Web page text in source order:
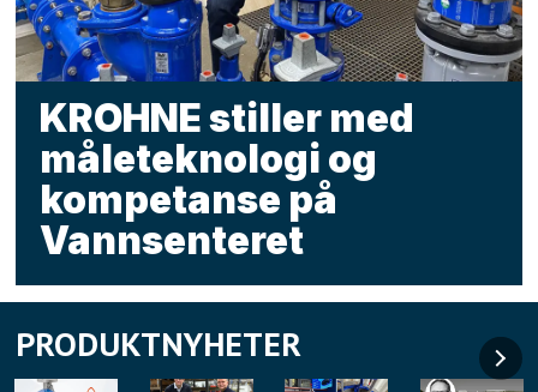
KROHNE stiller med
måleteknologi og
kompetanse på
Vannsenteret
PRODUKTNYHETER